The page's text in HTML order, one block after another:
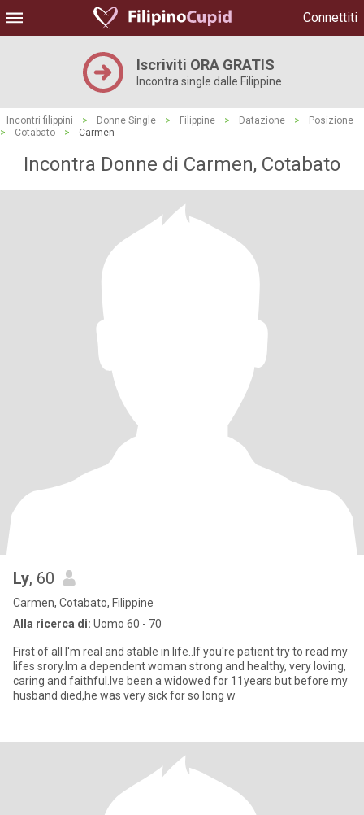
Connettiti
Iscriviti ORA GRATIS
Incontra single dalle Filippine
Incontri filippini > Donne Single > Filippine > Datazione >
Posizione
>
Cotabato > Carmen
Incontra Donne di Carmen, Cotabato
Ly, 60
Carmen, Cotabato, Filippine
Alla ricerca di: Uomo 60 - 70
First of all I'm real and stable in life..If you're patient try to read my
lifes srory.Im a dependent woman strong and healthy, very loving,
caring and faithful.Ive been a widowed for 11years but before my
husband died,he was very sick for so long w